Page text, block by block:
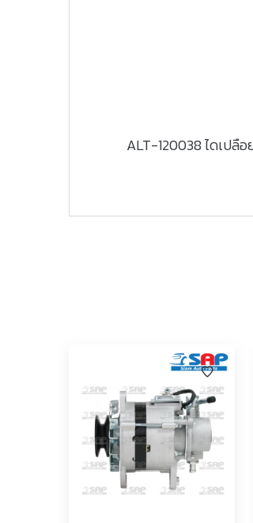
ALT-120038 ไดเปลื